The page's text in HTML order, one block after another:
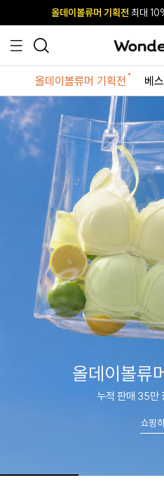
사이즈 무료
올데이볼류머 기획전 최대
사이즈 무료
올데이볼류머 기획전 최대
올데이볼류머 기획전 베
올데이볼류
누적 판매 35만
쇼핑